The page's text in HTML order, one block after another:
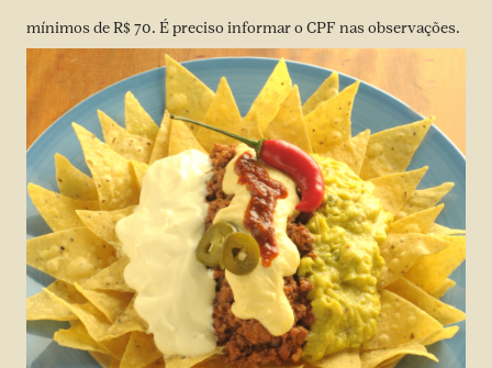
mínimos de R$ 70. É preciso informar o CPF nas observações.